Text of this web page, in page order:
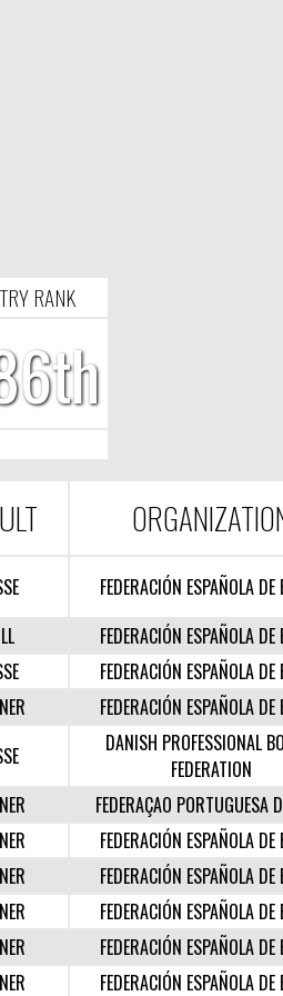
RANK
FEDERACIÓN ESPAÑOLA DE
FEDERACIÓN ESPAÑOLA DE
FEDERACIÓN ESPAÑOLA DE
FEDERACIÓN ESPAÑOLA DE
DANISH PROFESSIONAL
FEDERATION
FEDERAÇAO PORTUGUESA
FEDERACIÓN ESPAÑOLA DE
FEDERACIÓN ESPAÑOLA DE
FEDERACIÓN ESPAÑOLA DE
FEDERACIÓN ESPAÑOLA DE
FEDERACIÓN ESPAÑOLA DE